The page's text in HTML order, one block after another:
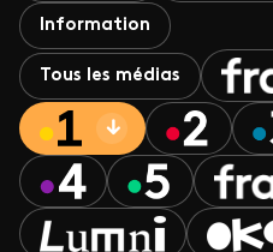
Information
Tous les médias